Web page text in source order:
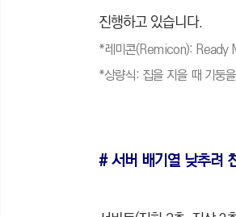
진행하고 있습니다.
*레미콘(Remicon): Ready
*상량식: 집을 지을 때 기둥
# 서버 배기열 낮추려